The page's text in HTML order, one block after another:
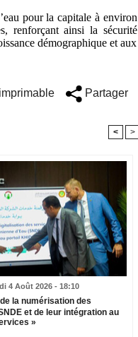
pour la capitale à environ
renforçant ainsi la sécurité
démographique et aux
Partager
< >
4 Août 2026 - 18:10
la numérisation des
et de leur intégration au
»